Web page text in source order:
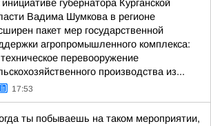
губернатора Курганской
Вадима Шумкова в регионе
пакет мер государственной
агропромышленного комплекса:
перевооружение
производства из...
17:53
ты побываешь на таком мероприятии,